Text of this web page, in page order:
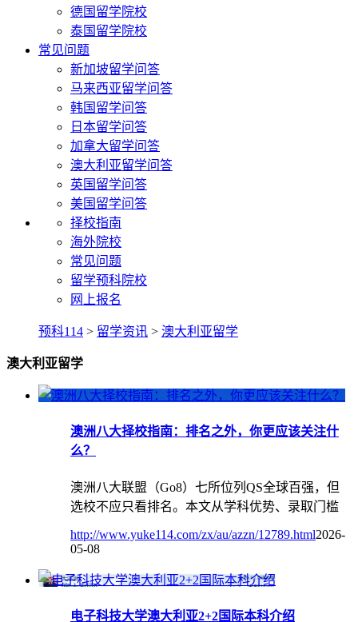
德国留学院校
泰国留学院校
常见问题
新加坡留学问答
马来西亚留学问答
韩国留学问答
日本留学问答
加拿大留学问答
澳大利亚留学问答
英国留学问答
美国留学问答
择校指南
海外院校
常见问题
留学预科院校
网上报名
预科114 > 留学资讯 > 澳大利亚留学
澳大利亚留学
澳洲八大择校指南：排名之外，你更应该关注什
么？
澳洲八大联盟（Go8）七所位列QS全球百强，但
选校不应只看排名。本文从学科优势、录取门槛
http://www.yuke114.com/zx/au/azzn/12789.html2026-
05-08
电子科技大学澳大利亚2+2国际本科介绍